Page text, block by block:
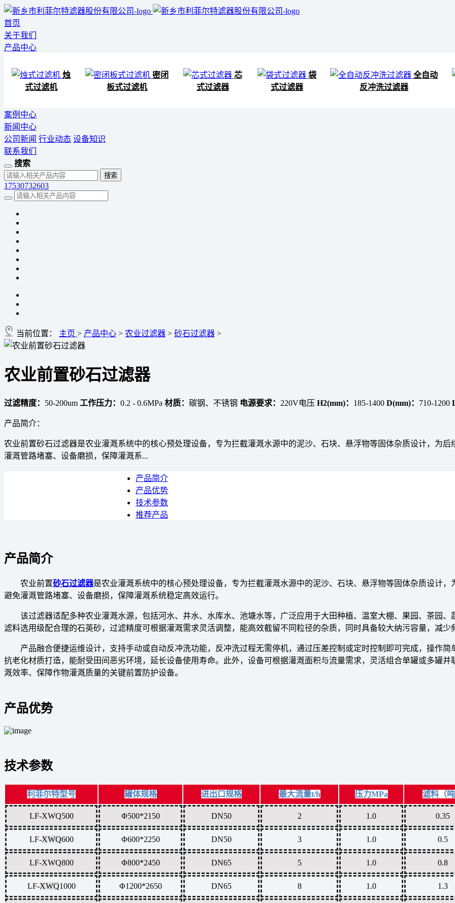
首页
关于我们
产品中心
烛
式过滤机
密闭
板式过滤机
芯
式过滤器
袋
式过滤器
全自动
反冲洗过滤器
案例中心
新闻中心
公司新闻 行业动态 设备知识
联系我们
搜索
17530732603
当前位置： 主页 > 产品中心 > 农业过滤器 > 砂石过滤器 >
农业前置砂石过滤器
过滤精度： 50-200um 工作压力： 0.2 - 0.6MPa 材质： 碳钢、不锈钢 电源要求： 220V电压 H2(mm)： 185-1400 D(mm)： 710-1200
产品简介：
农业前置砂石过滤器是农业灌溉系统中的核心预处理设备，专为拦截灌溉水源中的泥沙、石块、悬浮物等固体杂质设计，为
灌溉管路堵塞、设备磨损，保障灌溉系...
产品简介
产品优势
技术参数
推荐产品
产品简介
农业前置砂石过滤器是农业灌溉系统中的核心预处理设备，专为拦截灌溉水源中的泥沙、石块、悬浮物等固体杂质设计
避免灌溉管路堵塞、设备磨损，保障灌溉系统稳定高效运行。
该过滤器适配多种农业灌溉水源，包括河水、井水、水库水、池塘水等，广泛应用于大田种植、温室大棚、果园、茶园
滤料选用级配合理的石英砂，过滤精度可根据灌溉需求灵活调整，能高效截留不同粒径的杂质，同时具备较大纳污容量，减
产品融合便捷运维设计，支持手动或自动反冲洗功能，反冲洗过程无需停机，通过压差控制或定时控制即可完成，操作
抗老化材质打造，能耐受田间恶劣环境，延长设备使用寿命。此外，设备可根据灌溉面积与流量需求，灵活组合单罐或多罐
溉效率、保障作物灌溉质量的关键前置防护设备。
产品优势
技术参数
利菲尔特型号 罐体规格 进出口规格 最大流量t/h 压力MPa 滤料（
LF-XWQ500 Φ500*2150 DN50 2 1.0 0.35
LF-XWQ600 Φ600*2250 DN50 3 1.0 0.5
LF-XWQ800 Φ800*2450 DN65 5 1.0 0.8
LF-XWQ1000 Φ1200*2650 DN65 8 1.0 1.3